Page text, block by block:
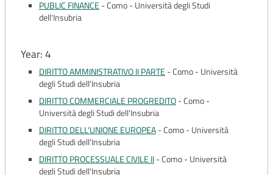
PUBLIC FINANCE -Como - Università degli Studi
dell'Insubria
Year: 4
DIRITTO AMMINISTRATIVO II PARTE -Como - Università
degli Studi dell'Insubria
DIRITTO COMMERCIALE PROGREDITO-Como -
Università degli Studi dell'Insubria
DIRITTO DELL'UNIONE EUROPEA-Como - Università
degli Studi dell'Insubria
DIRITTO PROCESSUALE CIVILE II-Como - Università
degli Studi dell'Insubria